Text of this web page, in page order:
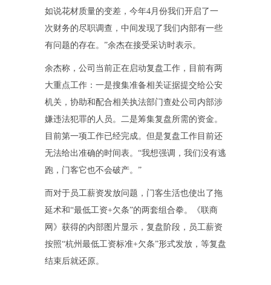
如说花材质量的变差，今年4月份我们开启了一
次财务的尽职调查，中间发现了我们内部有一些
有问题的存在。”余杰在接受采访时表示。
余杰称，公司当前正在启动复盘工作，目前有两
大重点工作：一是搜集准备相关证据提交给公安
机关，协助和配合相关执法部门查处公司内部涉
嫌违法犯罪的人员。二是筹集复盘所需的资金。
目前第一项工作已经完成。但是复盘工作目前还
无法给出准确的时间表。“我想强调，我们没有逃
跑，门客它也不会破产。”
而对于员工薪资发放问题，门客生活也使出了拖
延术和“最低工资+欠条”的两套组合拳。《联商
网》获得的内部图片显示，复盘阶段，员工薪资
按照“杭州最低工资标准+欠条”形式发放，等复盘
结束后就还原。